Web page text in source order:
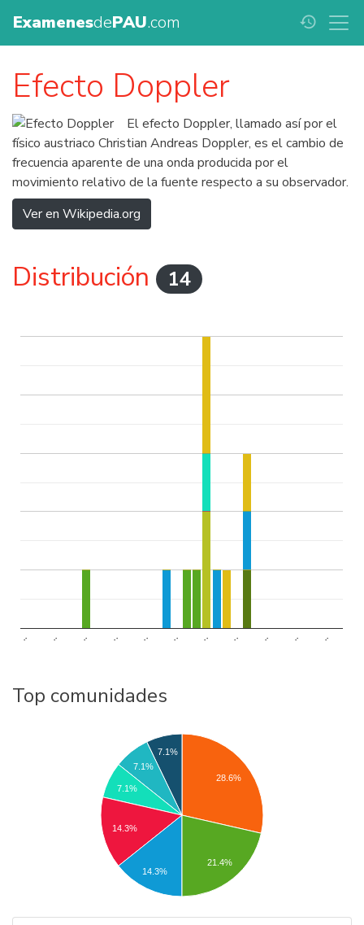
ExamenesdePAU.com history
Efecto Doppler
El efecto Doppler, llamado así por el
físico austriaco Christian Andreas Doppler, es el cambio de
frecuencia aparente de una onda producida por el
movimiento relativo de la fuente respecto a su observador.
Ver en Wikipedia.org
Distribución 14
.. .. .. .. .. .. .. .. .. .. ..
Top comunidades
28.6%
7.1%
7.1%
7.1%
14.3%
14.3%
21.4%